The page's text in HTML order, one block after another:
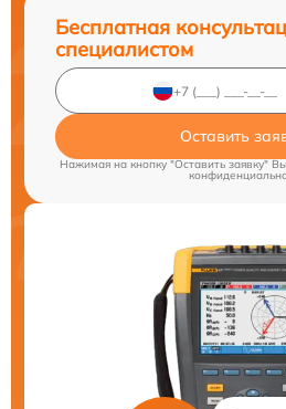
Бесплатная
специалистом
Оставить
Нажимая на кнопку "Оставить заявку"